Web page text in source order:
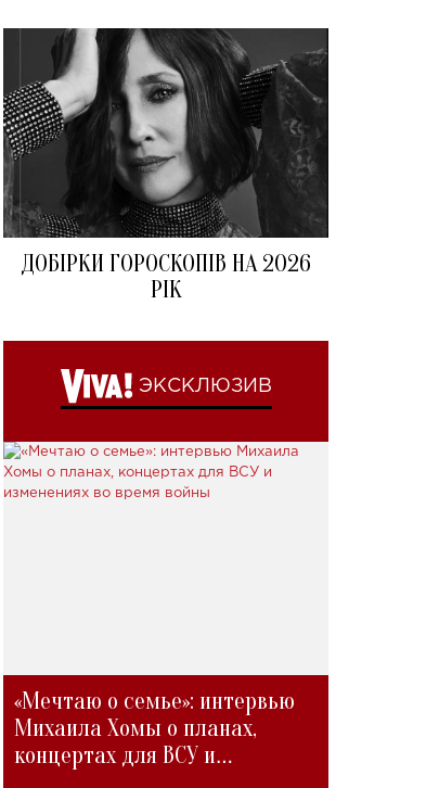
ДОБІРКИ ГОРОСКОПІВ НА 2026
РІК
ЭКСКЛЮЗИВ
«Мечтаю о семье»: интервью
Михаила Хомы о планах,
концертах для ВСУ и